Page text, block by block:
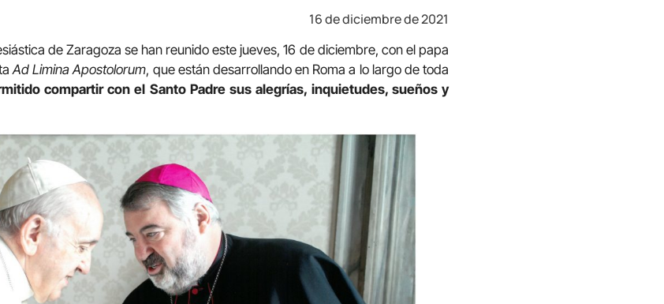
16 de diciembre de 2021
de Zaragoza se han reunido este jueves, 16 de diciembre, con el papa
Ad Limina Apostolorum, que están desarrollando en Roma a lo largo de toda
compartir con el Santo Padre sus alegrías, inquietudes, sueños y